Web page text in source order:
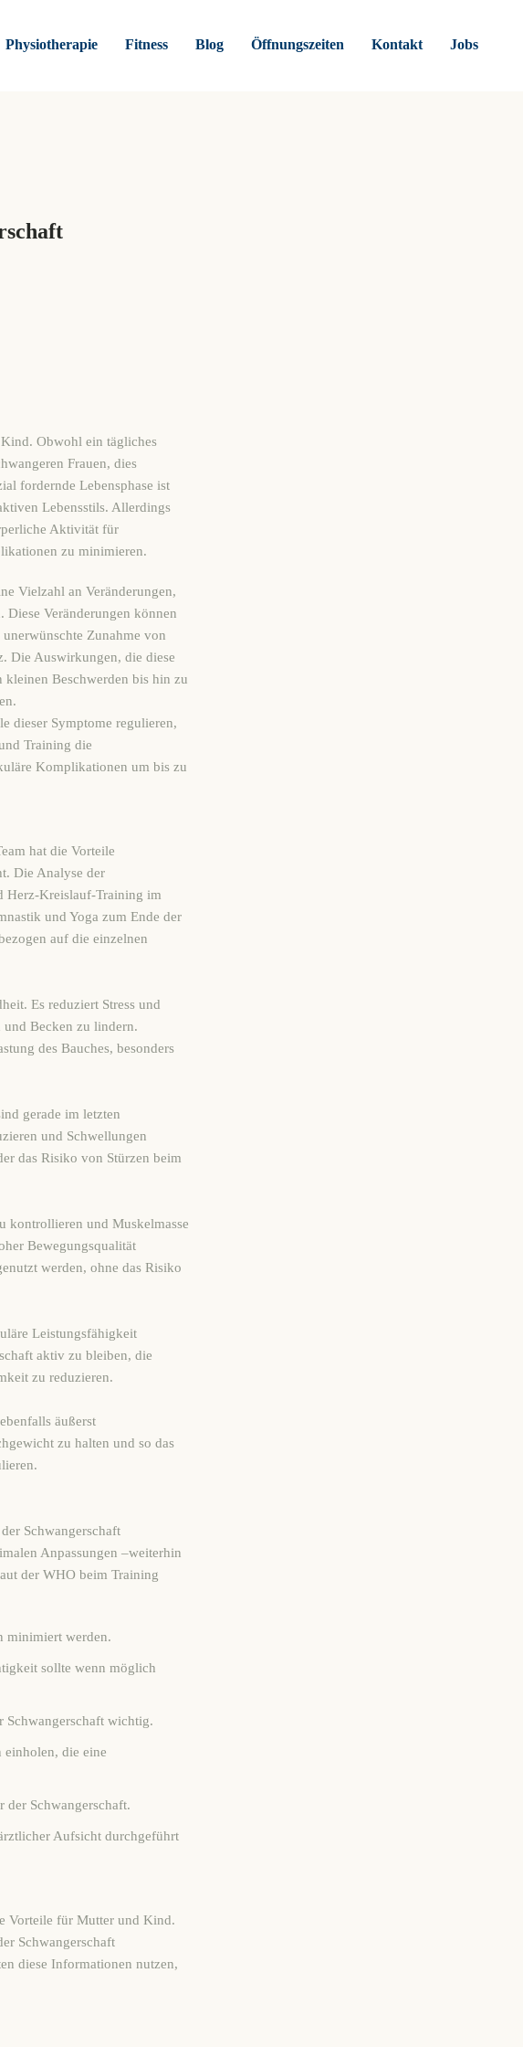
Physiotherapie Fitness Blog Öffnungszeiten Kontakt Jobs
Obwohl ein tägliches
Frauen, dies
fordernde Lebensphase ist
Lebensstils. Allerdings
Aktivität für
zu minimieren.
Vielzahl an Veränderungen,
Diese Veränderungen können
Zunahme von
Die Auswirkungen, die diese
kleinen Beschwerden bis hin zu
dieser Symptome regulieren,
Training die
Komplikationen um bis zu
hat die Vorteile
Die Analyse der
Herz-Kreislauf-Training im
und Yoga zum Ende der
auf die einzelnen
Es reduziert Stress und
Becken zu lindern.
des Bauches, besonders
gerade im letzten
und Schwellungen
das Risiko von Stürzen beim
kontrollieren und Muskelmasse
Bewegungsqualität
werden, ohne das Risiko
Leistungsfähigkeit
aktiv zu bleiben, die
zu reduzieren.
äußerst
zu halten und so das
Schwangerschaft
Anpassungen –weiterhin
der WHO beim Training
minimiert werden.
sollte wenn möglich
Schwangerschaft wichtig.
die eine
der Schwangerschaft.
Aufsicht durchgeführt
Vorteile für Mutter und Kind.
Schwangerschaft
diese Informationen nutzen,